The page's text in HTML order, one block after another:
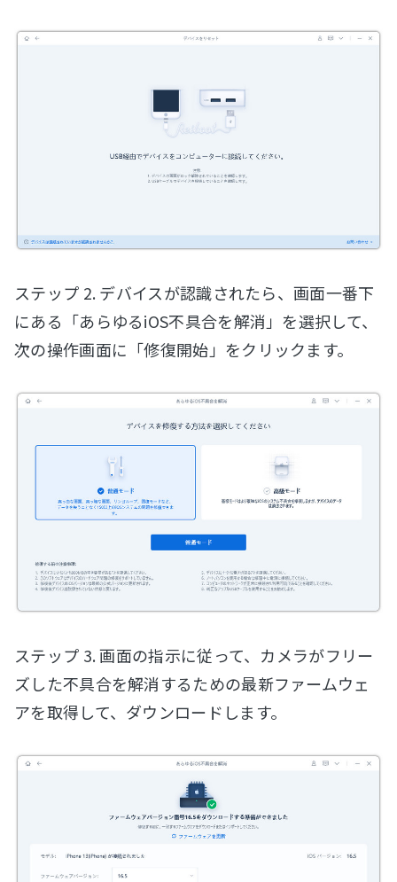
ステップ 2. デバイスが認識されたら、画面一番下
にある「あらゆるiOS不具合を解消」を選択して、
次の操作画面に「修復開始」をクリックます。
ステップ 3. 画面の指示に従って、カメラがフリー
ズした不具合を解消するための最新ファームウェ
アを取得して、ダウンロードします。